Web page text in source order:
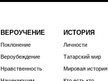
ВЕРОУЧЕНИЕ
Поклонение
Вероубеждение
Нравственность
ИСТОРИЯ
Личности
Татарский мир
Мировая история